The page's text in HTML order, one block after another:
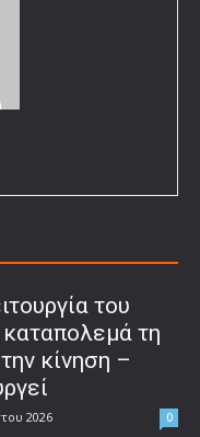
του
τη
κίνηση –
2026 0